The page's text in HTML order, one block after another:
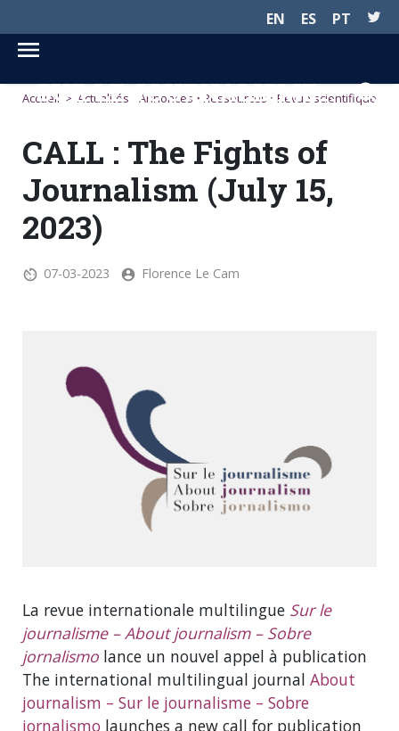
EN ES PT
SUR LE JOURNALISME...
Accueil > Actualités Annonces • Ressources • Revue scientifique
CALL : The Fights of
Journalism (July 15,
2023)
07-03-2023 Florence Le Cam
La revue internationale multilingue Sur le
journalisme – About journalism – Sobre
jornalismo lance un nouvel appel à publication
The international multilingual journal About
journalism – Sur le journalisme – Sobre
jornalismo launches a new call for publication